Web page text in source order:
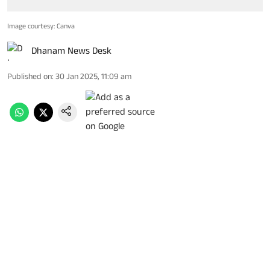
Image courtesy: Canva
Dhanam News Desk
Published on: 30 Jan 2025, 11:09 am